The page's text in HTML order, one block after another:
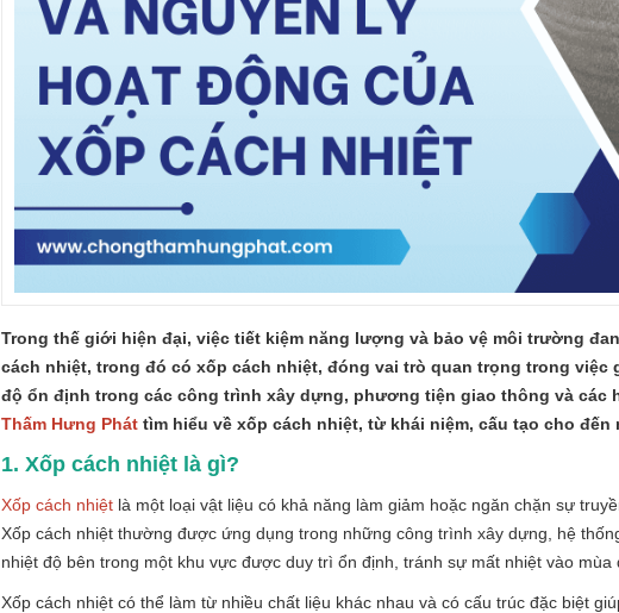
Trong thế giới hiện đại, việc tiết kiệm năng lượng và bảo vệ môi trường
cách nhiệt, trong đó có xốp cách nhiệt, đóng vai trò quan trọng trong
độ ổn định trong các công trình xây dựng, phương tiện giao thông và các
Thấm Hưng Phát tìm hiểu về xốp cách nhiệt, từ khái niệm, cấu tạo cho
1. Xốp cách nhiệt là gì?
Xốp cách nhiệt là một loại vật liệu có khả năng làm giảm hoặc ngăn chặn sự
Xốp cách nhiệt thường được ứng dụng trong những công trình xây dựng, hệ
nhiệt độ bên trong một khu vực được duy trì ổn định, tránh sự mất nhiệt vào
Xốp cách nhiệt có thể làm từ nhiều chất liệu khác nhau và có cấu trúc đặc biệt